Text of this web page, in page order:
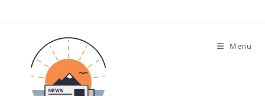
Menu